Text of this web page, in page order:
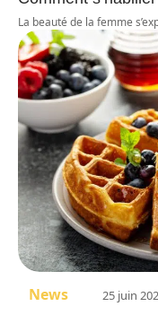
La beauté de la femme
News 25 juin